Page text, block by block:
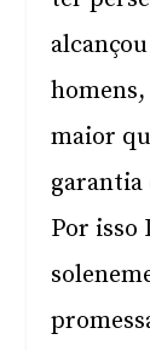
maior
garantia
Por isso